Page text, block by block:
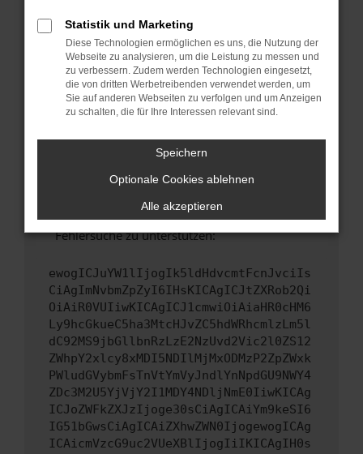
Betriebssystem auf dem neuesten Stand
sind.
Veraltete Software birgt nicht nur ein
Sicherheitsrisiko, sondern kann auch dazu
führen, dass bestimmte Funktionen nicht mehr
unterstützt werden.
Wende dich an den Webseitenbetreiber.
Wenn du alle oben genannten Schritte versucht
hast, kontaktiere uns bitte. Wir werden
versuchen, das Problem zu beheben. Du kannst
uns diesen Text schicken, um uns bei der
Fehlersuche zu unterstützen:
ewogICJuYW1lIjogIk5ldHdvcmtFcnJvciIs
CiAgImNvbmZpZyI6IHsKICAgICJtZXRob2Qi
OiAiR0VUIiwKICAgICJ1cmwiOiAiaHR0cHM6
Ly9hcGkueC5ha3MtcHJvZC5hdWRhcmlzLm5l
dC92MS9jbGllbnRzLzE2NzUvd2Vic2l0ZS12
ZWhpY2xlcy8xMDI5NDIlMjMxODMzP2ZpZWxk
PWludGVybmFsTnVtYmVyJndlYnNpdGU9NWY4
ZDc3M2U5YjVjY2I1MDY4NDljNmE0IiwKICAg
ICJoZWFkZXJzIjoge30sCiAgICAiYm9keSI6
IG51bGwsCiAgICAiZXhwZWN0IjogewogICAg
ICAicmVzcG9uc2VUeXBlIjogIiIKICAgIH0s
Statistik und Marketing
Diese Technologien ermöglichen es uns, die Nutzung der
Webseite zu analysieren, um die Leistung zu messen und
zu verbessern. Zudem werden Technologien eingesetzt,
die von dritten Werbetreibenden verwendet werden, um
Sie auf anderen Webseiten zu verfolgen und um Anzeigen
zu schalten, die für Ihre Interessen relevant sind.
Speichern
Optionale Cookies ablehnen
Alle akzeptieren